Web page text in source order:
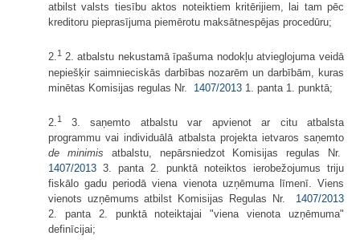
atbilst valsts tiesību aktos noteiktiem kritērijiem, lai tam pēc
kreditoru pieprasījuma piemērotu maksātnespējas procedūru;
2.1 2. atbalstu nekustamā īpašuma nodokļu atvieglojuma veidā
nepiešķir saimnieciskās darbības nozarēm un darbībām, kuras
minētas Komisijas regulas Nr. 1407/2013 1. panta 1. punktā;
2. 1 3. saņemto atbalstu var apvienot ar citu atbalsta
programmu vai individuālā atbalsta projekta ietvaros saņemto
de minimis atbalstu, nepārsniedzot Komisijas regulas Nr.
1407/2013 3. panta 2. punktā noteiktos ierobežojumus triju
fiskālo gadu periodā viena vienota uzņēmuma līmenī. Viens
vienots uzņēmums atbilst Komisijas Regulas Nr. 1407/2013
2. panta 2. punktā noteiktajai "viena vienota uzņēmuma"
definīcijai;